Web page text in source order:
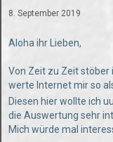
8. September 2019
Aloha ihr Lieben,
Von Zeit zu Zeit stöber
werte Internet mir so
Diesen hier wollte ich
die Auswertung sehr
Mich würde mal